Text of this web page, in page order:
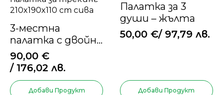
3-местна
палатка с двойна
врата – палатка
за трекинг –
210x190x110 cm –
сива
90,00 €
/ 176,02 лв.
Добави Продукт
Палатка за 3
души – жълта
50,00 €/ 97,79 лв.
Добави Продукт